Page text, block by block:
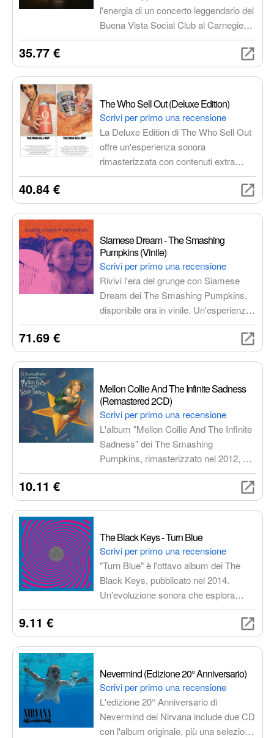
l'energia di un concerto leggendario del
Buena Vista Social Club al Carnegie
Hall. Ascolta le performance di
leggende della musica cubana come
Ibrahim Ferrer, Rubén González e
musicale autentica e coinvolgente, un
documento storico della musica
cubana.
35.77 €
The Who Sell Out (Deluxe Edition)
Scrivi per primo una recensione
La Deluxe Edition di The Who Sell Out
offre un'esperienza sonora
rimasterizzata con contenuti extra
esclusivi, tra cui demo inedite e
artwork dettagliato. Un pezzo di storia
del rock che ha influenzato generazioni
40.84 €
Siamese Dream - The Smashing
Pumpkins (Vinile)
Scrivi per primo una recensione
Rivivi l'era del grunge con Siamese
Dream dei The Smashing Pumpkins,
disponibile ora in vinile. Un'esperienza
musicale che cattura l'essenza di
sicure in imballaggi ad apertura
71.69 €
Mellon Collie And The Infinite Sadness
(Remastered 2CD)
Scrivi per primo una recensione
L'album "Mellon Collie And The Infinite
Sadness" dei The Smashing
Pumpkins, rimasterizzato nel 2012, è
un capolavoro del rock alternativo che
con due dischi di musica epica che
perdita e la ricerca di senso nella vita.
10.11 €
The Black Keys - Turn Blue
Scrivi per primo una recensione
"Turn Blue" è l'ottavo album dei The
Black Keys, pubblicato nel 2014.
Un'evoluzione sonora che esplora
territori psichedelici e melodie sognanti,
mantenendo il loro inconfondibile blues
rock. Include brani iconici come
9.11 €
Nevermind (Edizione 20° Anniversario)
Scrivi per primo una recensione
L'edizione 20° Anniversario di
Nevermind dei Nirvana include due CD
con l'album originale, più una selezione